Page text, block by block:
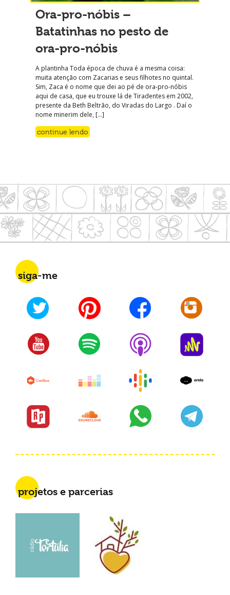
Ora-pro-nóbis –
Batatinhas no pesto de
ora-pro-nóbis
A plantinha Toda época de chuva é a mesma coisa:
muita atenção com Zacarias e seus filhotes no quintal.
Sim, Zaca é o nome que dei ao pé de ora-pro-nóbis
aqui de casa, que eu trouxe lá de Tiradentes em 2002,
presente da Beth Beltrão, do Viradas do Largo . Daí o
nome minerim dele, […]
continue lendo
siga-me
projetos e parcerias